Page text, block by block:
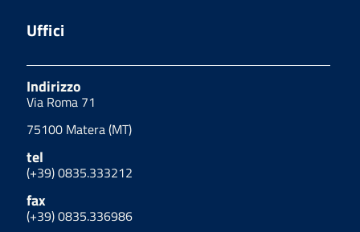
Uffici
Indirizzo
Via Roma 71
75100 Matera (MT)
tel
(+39) 0835.333212
fax
(+39) 0835.336986